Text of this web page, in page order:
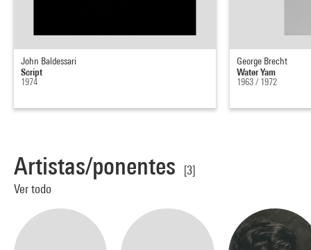
John Baldessari
Script
1974
George Brecht
Water Yam
1963 / 1972
Artistas/ponentes
[3]
Ver todo